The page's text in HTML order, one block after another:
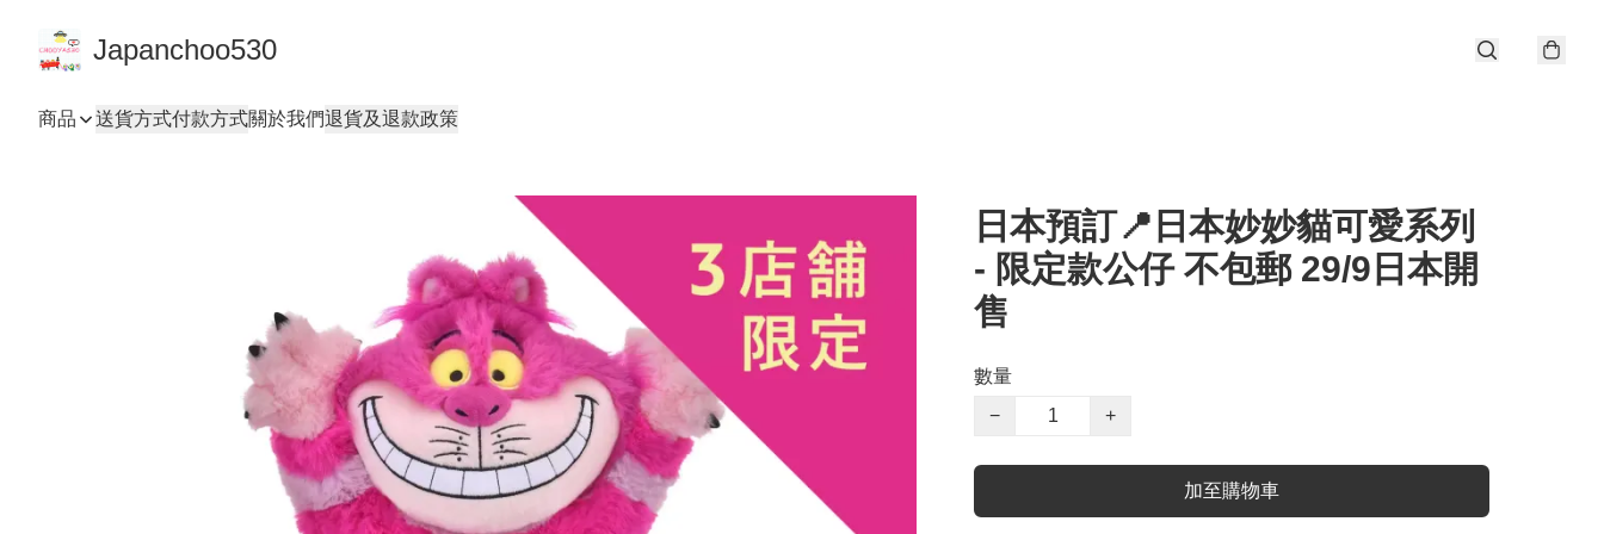
Japanchoo530
商品 送貨方式付款方式關於我們退貨及退款政策
日本預訂📍日本妙妙貓可愛系列
- 限定款公仔 不包郵 29/9日本開
售
數量
−
+
加至購物車